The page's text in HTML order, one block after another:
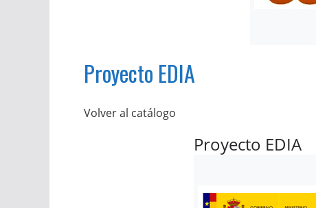
Proyecto EDIA
Volver al catálogo
Proyecto EDIA